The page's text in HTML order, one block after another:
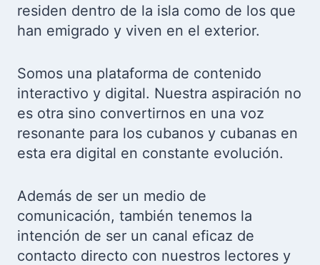
residen dentro de la isla como de los que
han emigrado y viven en el exterior.
Somos una plataforma de contenido
interactivo y digital. Nuestra aspiración no
es otra sino convertirnos en una voz
resonante para los cubanos y cubanas en
esta era digital en constante evolución.
Además de ser un medio de
comunicación, también tenemos la
intención de ser un canal eficaz de
contacto directo con nuestros lectores y